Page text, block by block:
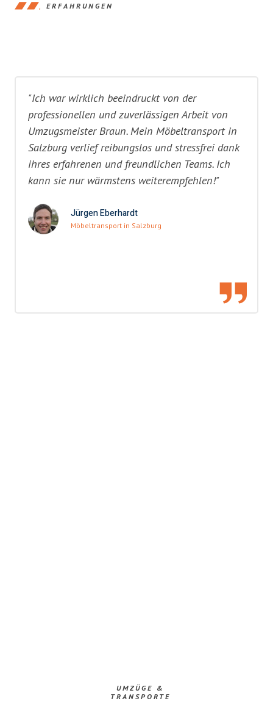
ERFAHRUNGEN
"Ich war wirklich beeindruckt von der
professionellen und zuverlässigen Arbeit von
Umzugsmeister Braun. Mein Möbeltransport in
Salzburg verlief reibungslos und stressfrei dank
ihres erfahrenen und freundlichen Teams. Ich
kann sie nur wärmstens weiterempfehlen!"
Jürgen Eberhardt
Möbeltransport in Salzburg
UMZÜGE &
TRANSPORTE